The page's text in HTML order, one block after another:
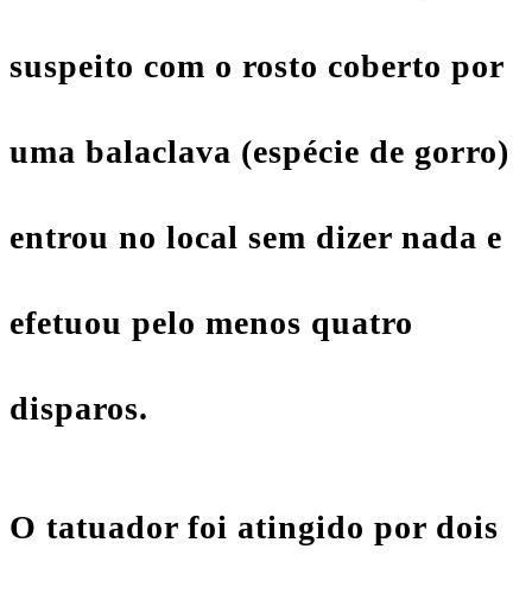
suspeito com o rosto coberto por
uma balaclava (espécie de gorro)
entrou no local sem dizer nada e
efetuou pelo menos quatro
disparos.
O tatuador foi atingido por dois